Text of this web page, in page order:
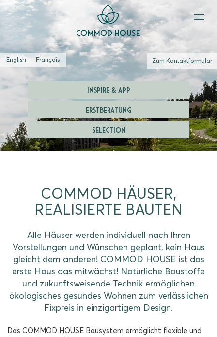
INSPIRE & APP
ERSTBERATUNG
SELECTION
English Français Zum Kontaktformular
COMMOD HÄUSER,
REALISIERTE BAUTEN
Alle Häuser werden individuell nach Ihren
Vorstellungen und Wünschen geplant, kein Haus
gleicht dem anderen! COMMOD HOUSE ist das
erste Haus das mitwächst! Natürliche Baustoffe
und zukunftsweisende Technik ermöglichen
ökologisches gesundes Wohnen zum verlässlichen
Fixpreis in einzigartigem Design.
Das COMMOD HOUSE Bausystem ermöglicht flexible und